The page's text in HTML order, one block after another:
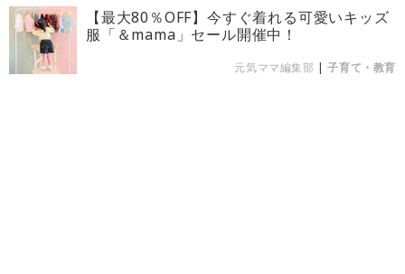
【最大80％OFF】今すぐ着れる可愛いキッズ
服「＆mama」セール開催中！
元気ママ編集部 |子育て・教育